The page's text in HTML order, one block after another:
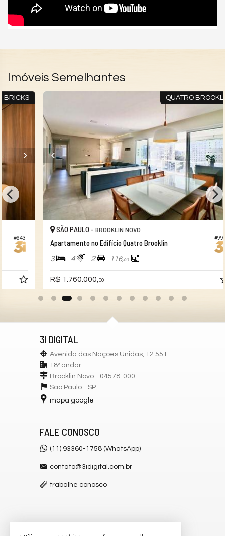
Imóveis Semelhantes
QUATRO BROOKLIN
SÃO PAULO -BROOKLIN NOVO
Apartamento no Edifício Quatro Brooklin
2 116,00
R$ 1.760.000,00
3I DIGITAL
Avenida das Nações Unidas, 12.551
18º andar
Brooklin Novo - 04578-000
São Paulo - SP
mapa google
FALE CONOSCO
(11) 93360-1758 (WhatsApp)
contato@3idigital.com.br
trabalhe conosco
VEJA MAIS